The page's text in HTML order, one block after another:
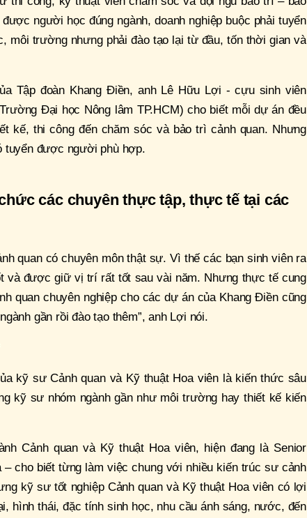
người học đúng ngành, doanh nghiệp buộc phải tuyển
môi trường nhưng phải đào tạo lại từ đầu, tốn thời gian và
Tập đoàn Khang Điền, anh Lê Hữu Lợi - cựu sinh viên
Đại học Nông lâm TP.HCM) cho biết mỗi dự án đều
kế, thi công đến chăm sóc và bảo trì cảnh quan. Nhưng
tuyển được người phù hợp.
các chuyên thực tập, thực tế tại các
quan có chuyên môn thật sự. Vì thế các bạn sinh viên ra
và được giữ vị trí rất tốt sau vài năm. Nhưng thực tế cung
quan chuyên nghiệp cho các dự án của Khang Điền cũng
gần rồi đào tạo thêm”, anh Lợi nói.
kỹ sư Cảnh quan và Kỹ thuật Hoa viên là kiến thức sâu
kỹ sư nhóm ngành gần như môi trường hay thiết kế kiến
Cảnh quan và Kỹ thuật Hoa viên, hiện đang là Senior
– cho biết từng làm việc chung với nhiều kiến trúc sư cảnh
kỹ sư tốt nghiệp Cảnh quan và Kỹ thuật Hoa viên có lợi
hình thái, đặc tính sinh học, nhu cầu ánh sáng, nước, đến